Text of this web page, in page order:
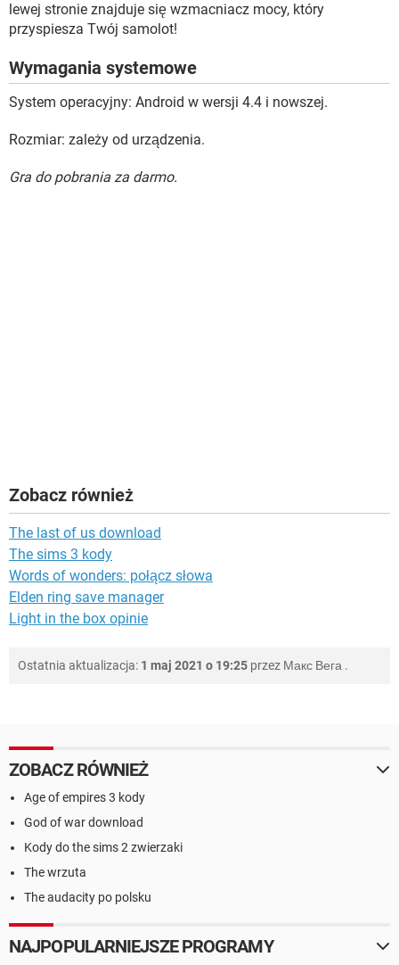
lewej stronie znajduje się wzmacniacz mocy, który
przyspiesza Twój samolot!
Wymagania systemowe
System operacyjny: Android w wersji 4.4 i nowszej.
Rozmiar: zależy od urządzenia.
Gra do pobrania za darmo.
Zobacz również
The last of us download
The sims 3 kody
Words of wonders: połącz słowa
Elden ring save manager
Light in the box opinie
Ostatnia aktualizacja: 1 maj 2021 o 19:25 przez Макс Вега .
ZOBACZ RÓWNIEŻ
Age of empires 3 kody
God of war download
Kody do the sims 2 zwierzaki
The wrzuta
The audacity po polsku
NAJPOPULARNIEJSZE PROGRAMY